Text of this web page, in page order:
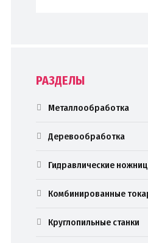
РАЗДЕЛЫ
Металлообработка
Деревообработка
Гидравлические
Комбинированные
Круглопильные станки